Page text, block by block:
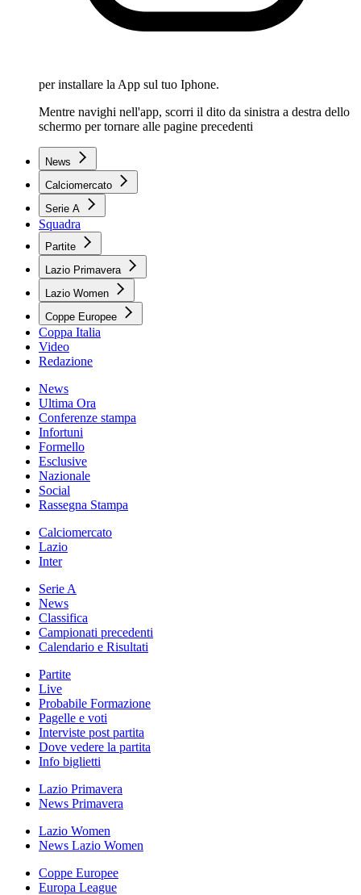
per installare la App sul tuo Iphone.
Mentre navighi nell'app, scorri il dito da sinistra a destra dello
schermo per tornare alle pagine precedenti
News
Calciomercato
Serie A
Squadra
Partite
Lazio Primavera
Lazio Women
Coppe Europee
Coppa Italia
Video
Redazione
News
Ultima Ora
Conferenze stampa
Infortuni
Formello
Esclusive
Nazionale
Social
Rassegna Stampa
Calciomercato
Lazio
Inter
Serie A
News
Classifica
Campionati precedenti
Calendario e Risultati
Partite
Live
Probabile Formazione
Pagelle e voti
Interviste post partita
Dove vedere la partita
Info biglietti
Lazio Primavera
News Primavera
Lazio Women
News Lazio Women
Coppe Europee
Europa League